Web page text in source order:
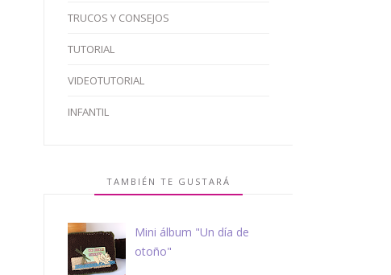
TRUCOS Y CONSEJOS
TUTORIAL
VIDEOTUTORIAL
INFANTIL
TAMBIÉN TE GUSTARÁ
Mini álbum "Un día de
otoño"